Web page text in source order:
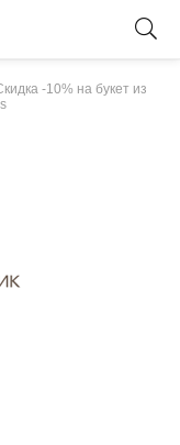
-10% на букет из